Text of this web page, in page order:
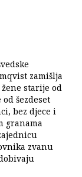
zamišlja
starije od
šezdeset
bez djece i
granama
zvanu